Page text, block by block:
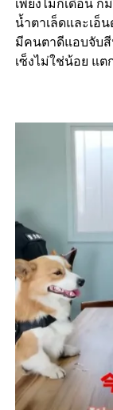
เพียงไม่กี่เดือน
น้ำตาเล็ดและเอ็
มีคนตาดีแอบจับสี
เซ็งไม่ใช่น้อย แ